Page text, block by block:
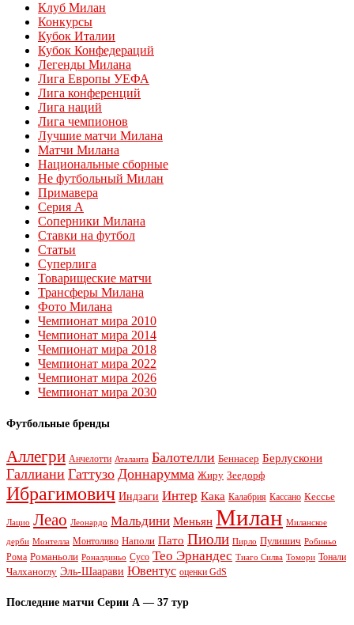
Клуб Милан
Конкурсы
Кубок Италии
Кубок Конфедераций
Легенды Милана
Лига Европы УЕФА
Лига конференций
Лига наций
Лига чемпионов
Лучшие матчи Милана
Матчи Милана
Национальные сборные
Не футбольный Милан
Примавера
Серия А
Соперники Милана
Ставки на футбол
Статьи
Суперлига
Товарищеские матчи
Трансферы Милана
Фото Милана
Чемпионат мира 2010
Чемпионат мира 2014
Чемпионат мира 2018
Чемпионат мира 2022
Чемпионат мира 2026
Чемпионат мира 2030
Футбольные бренды
Аллегри Анчелотти Аталанта Балотелли Беннасер Берлускони
Галлиани Гаттузо Доннарумма Жиру Зеедорф
Ибрагимович Индзаги Интер Кака Калабрия Кассано Кессье
Лацио Леао Леонардо Мальдини Меньян Милан Миланское
дерби Монтелла Монтоливо Наполи Пато Пиоли Пирло Пулишич Робиньо
Рома Романьоли Роналдиньо Сусо Тео Эрнандес Тиаго Силва Томори Тонали
Чалханоглу Эль-Шаарави Ювентус оценки GdS
Последние матчи Серии А — 37 тур